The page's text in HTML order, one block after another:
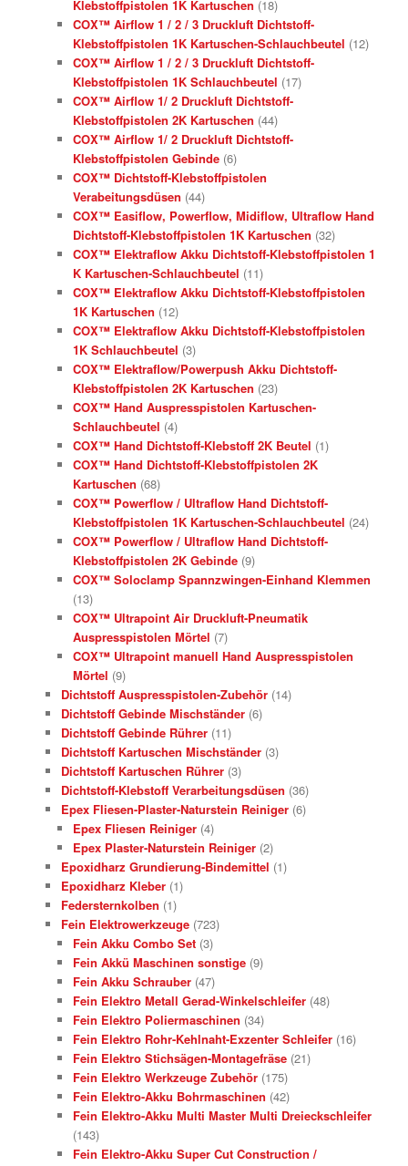
Klebstoffpistolen 1K Kartuschen (18)
COX™ Airflow 1 / 2 / 3 Druckluft Dichtstoff-
Klebstoffpistolen 1K Kartuschen-Schlauchbeutel (12)
COX™ Airflow 1 / 2 / 3 Druckluft Dichtstoff-
Klebstoffpistolen 1K Schlauchbeutel (17)
COX™ Airflow 1/ 2 Druckluft Dichtstoff-
Klebstoffpistolen 2K Kartuschen (44)
COX™ Airflow 1/ 2 Druckluft Dichtstoff-
Klebstoffpistolen Gebinde (6)
COX™ Dichtstoff-Klebstoffpistolen
Verabeitungsdüsen (44)
COX™ Easiflow, Powerflow, Midiflow, Ultraflow Hand
Dichtstoff-Klebstoffpistolen 1K Kartuschen (32)
COX™ Elektraflow Akku Dichtstoff-Klebstoffpistolen 1
K Kartuschen-Schlauchbeutel (11)
COX™ Elektraflow Akku Dichtstoff-Klebstoffpistolen
1K Kartuschen (12)
COX™ Elektraflow Akku Dichtstoff-Klebstoffpistolen
1K Schlauchbeutel (3)
COX™ Elektraflow/Powerpush Akku Dichtstoff-
Klebstoffpistolen 2K Kartuschen (23)
COX™ Hand Auspresspistolen Kartuschen-
Schlauchbeutel (4)
COX™ Hand Dichtstoff-Klebstoff 2K Beutel (1)
COX™ Hand Dichtstoff-Klebstoffpistolen 2K
Kartuschen (68)
COX™ Powerflow / Ultraflow Hand Dichtstoff-
Klebstoffpistolen 1K Kartuschen-Schlauchbeutel (24)
COX™ Powerflow / Ultraflow Hand Dichtstoff-
Klebstoffpistolen 2K Gebinde (9)
COX™ Soloclamp Spannzwingen-Einhand Klemmen
(13)
COX™ Ultrapoint Air Druckluft-Pneumatik
Auspresspistolen Mörtel (7)
COX™ Ultrapoint manuell Hand Auspresspistolen
Mörtel (9)
Dichtstoff Auspresspistolen-Zubehör (14)
Dichtstoff Gebinde Mischständer (6)
Dichtstoff Gebinde Rührer (11)
Dichtstoff Kartuschen Mischständer (3)
Dichtstoff Kartuschen Rührer (3)
Dichtstoff-Klebstoff Verarbeitungsdüsen (36)
Epex Fliesen-Plaster-Naturstein Reiniger (6)
Epex Fliesen Reiniger (4)
Epex Plaster-Naturstein Reiniger (2)
Epoxidharz Grundierung-Bindemittel (1)
Epoxidharz Kleber (1)
Federsternkolben (1)
Fein Elektrowerkzeuge (723)
Fein Akku Combo Set (3)
Fein Akkü Maschinen sonstige (9)
Fein Akku Schrauber (47)
Fein Elektro Metall Gerad-Winkelschleifer (48)
Fein Elektro Poliermaschinen (34)
Fein Elektro Rohr-Kehlnaht-Exzenter Schleifer (16)
Fein Elektro Stichsägen-Montagefräse (21)
Fein Elektro Werkzeuge Zubehör (175)
Fein Elektro-Akku Bohrmaschinen (42)
Fein Elektro-Akku Multi Master Multi Dreieckschleifer
(143)
Fein Elektro-Akku Super Cut Construction /